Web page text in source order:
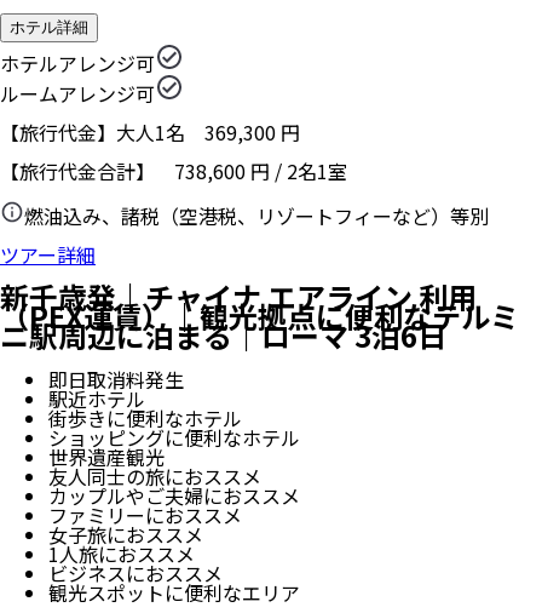
ホテル詳細
ホテルアレンジ可
ルームアレンジ可
【旅行代金】大人1名 369,300 円
【旅行代金合計】 738,600 円 / 2名1室
燃油込み、諸税（空港税、リゾートフィーなど）等別
ツアー詳細
新千歳発｜チャイナ エアライン 利用
（PEX運賃）｜観光拠点に便利なテルミ
ニ駅周辺に泊まる｜ローマ 3泊6日
即日取消料発生
駅近ホテル
街歩きに便利なホテル
ショッピングに便利なホテル
世界遺産観光
友人同士の旅におススメ
カップルやご夫婦におススメ
ファミリーにおススメ
女子旅におススメ
1人旅におススメ
ビジネスにおススメ
観光スポットに便利なエリア